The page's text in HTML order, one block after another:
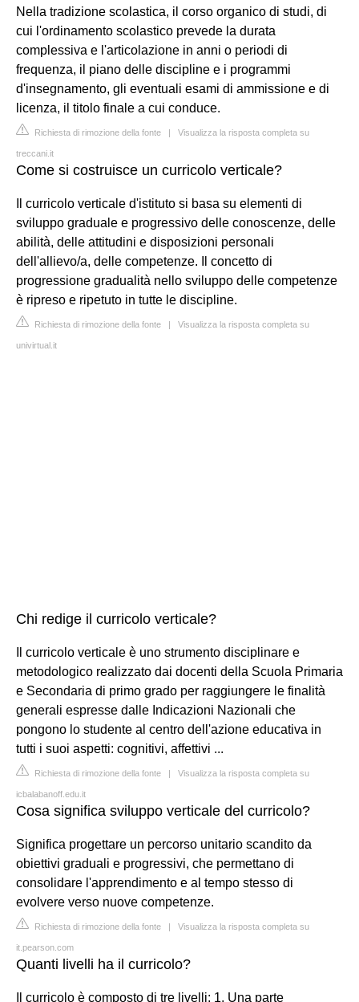
Nella tradizione scolastica, il corso organico di studi, di
cui l'ordinamento scolastico prevede la durata
complessiva e l'articolazione in anni o periodi di
frequenza, il piano delle discipline e i programmi
d'insegnamento, gli eventuali esami di ammissione e di
licenza, il titolo finale a cui conduce.
Richiesta di rimozione della fonte | Visualizza la risposta completa su
treccani.it
Come si costruisce un curricolo verticale?
Il curricolo verticale d'istituto si basa su elementi di
sviluppo graduale e progressivo delle conoscenze, delle
abilità, delle attitudini e disposizioni personali
dell'allievo/a, delle competenze. Il concetto di
progressione gradualità nello sviluppo delle competenze
è ripreso e ripetuto in tutte le discipline.
Richiesta di rimozione della fonte | Visualizza la risposta completa su
univirtual.it
Chi redige il curricolo verticale?
Il curricolo verticale è uno strumento disciplinare e
metodologico realizzato dai docenti della Scuola Primaria
e Secondaria di primo grado per raggiungere le finalità
generali espresse dalle Indicazioni Nazionali che
pongono lo studente al centro dell'azione educativa in
tutti i suoi aspetti: cognitivi, affettivi ...
Richiesta di rimozione della fonte | Visualizza la risposta completa su
icbalabanoff.edu.it
Cosa significa sviluppo verticale del curricolo?
Significa progettare un percorso unitario scandito da
obiettivi graduali e progressivi, che permettano di
consolidare l'apprendimento e al tempo stesso di
evolvere verso nuove competenze.
Richiesta di rimozione della fonte | Visualizza la risposta completa su
it.pearson.com
Quanti livelli ha il curricolo?
Il curricolo è composto di tre livelli: 1. Una parte